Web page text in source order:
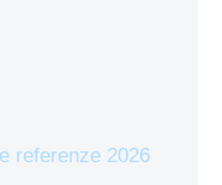
referenze 2026